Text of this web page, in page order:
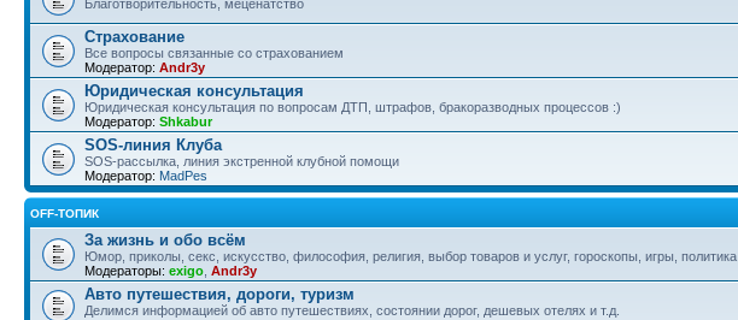
Благотворительность, меценатство
Страхование
Все вопросы связанные со страхованием
Модератор: Andr3y
Юридическая консультация
Юридическая консультация по вопросам ДТП, штрафов, бракоразводных процессов :)
Модератор: Shkabur
SOS-линия Клуба
SOS-рассылка, линия экстренной клубной помощи
Модератор: MadPes
OFF-ТОПИК
За жизнь и обо всём
Юмор, приколы, секс, искусство, философия, религия, выбор товаров и услуг, гороскопы, игры, политика
Модераторы: exigo Andr3y
Авто путешествия, дороги, туризм
Делимся информацией об авто путешествиях, состоянии дорог, дешевых отелях и т.д.